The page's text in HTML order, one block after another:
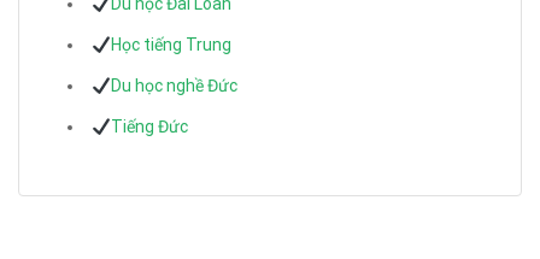
Du học Đài Loan
Học tiếng Trung
Du học nghề Đức
Tiếng Đức